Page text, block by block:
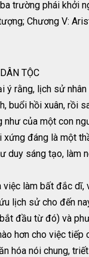
trường phái khởi
Chương V:
TỘC
ý rằng, lịch sử
buổi hồi xuân, rồi
của một con
đáng là một
sáng tạo, làm
làm bất đắc dĩ,
lịch sử cho đến
đầu từ đó) và
hơn cho việc
hóa nói chung,